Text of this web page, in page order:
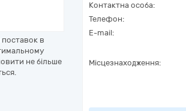
в
не більше
Контактна особа:
Телефон:
E-mail:
Місцезнаходження: